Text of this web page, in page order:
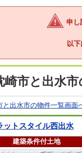
申し
以
崎市と出水
と出水市の物件一覧画面
ットスタイル西出水
建築条件付土地